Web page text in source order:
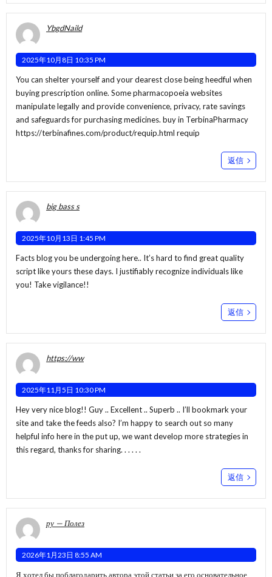
YbgdNaild
2025年10月8日 10:35 PM
You can shelter yourself and your dearest close being heedful when
buying prescription online. Some pharmacopoeia websites
manipulate legally and provide convenience, privacy, rate savings
and safeguards for purchasing medicines. buy in TerbinaPharmacy
https://terbinafines.com/product/requip.html requip
返信
big bass s
2025年10月13日 1:45 PM
Facts blog you be undergoing here.. It’s hard to find great quality
script like yours these days. I justifiably recognize individuals like
you! Take vigilance!!
返信
https://ww
2025年11月5日 10:30 PM
Hey very nice blog!! Guy .. Excellent .. Superb .. I’ll bookmark your
site and take the feeds also? I’m happy to search out so many
helpful info here in the put up, we want develop more strategies in
this regard, thanks for sharing. . . . . .
返信
ру — Полез
2026年1月23日 8:55 AM
Я хотел бы поблагодарить автора этой статьи за его основательное